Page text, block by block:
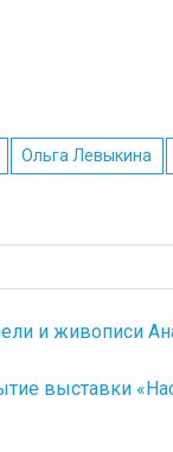
Ольга Левыкина
и живописи
выставки